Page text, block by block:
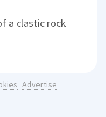
a clastic rock
Advertise